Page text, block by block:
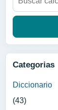
Categorias
Diccionario
(43)